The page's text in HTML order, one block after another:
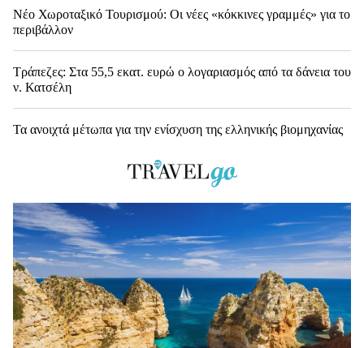
Νέο Χωροταξικό Τουρισμού: Οι νέες «κόκκινες γραμμές» για το
περιβάλλον
Τράπεζες: Στα 55,5 εκατ. ευρώ ο λογαριασμός από τα δάνεια του
ν. Κατσέλη
Τα ανοιχτά μέτωπα για την ενίσχυση της ελληνικής βιομηχανίας